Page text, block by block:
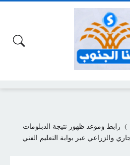
رابط وموعد ظهور نتيجة الدبلومات